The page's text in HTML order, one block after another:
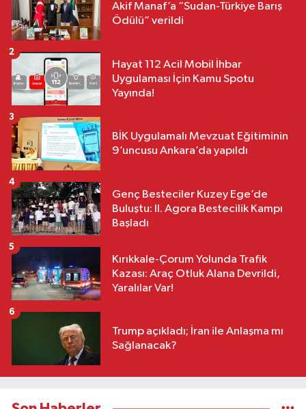
Akif Manaf’a “Sudan-Türkiye Barış
Ödülü” verildi
Hayat 112 Acil Mobil İhbar
Uygulaması İçin Kamu Spotu
Yayında!
2
BİK Uygulamalı Mevzuat Eğitiminin
9’uncusu Ankara’da yapıldı
3
Genç Besteciler Kuzey Ege’de
Buluştu: II. Agora Bestecilik Kampı
Başladı
4
Kırıkkale-Çorum Yolunda Trafik
Kazası: Araç Otluk Alana Devrildi,
Yaralılar Var!
5
Trump açıkladı; İran ile Anlaşma mı
Sağlanacak?
6